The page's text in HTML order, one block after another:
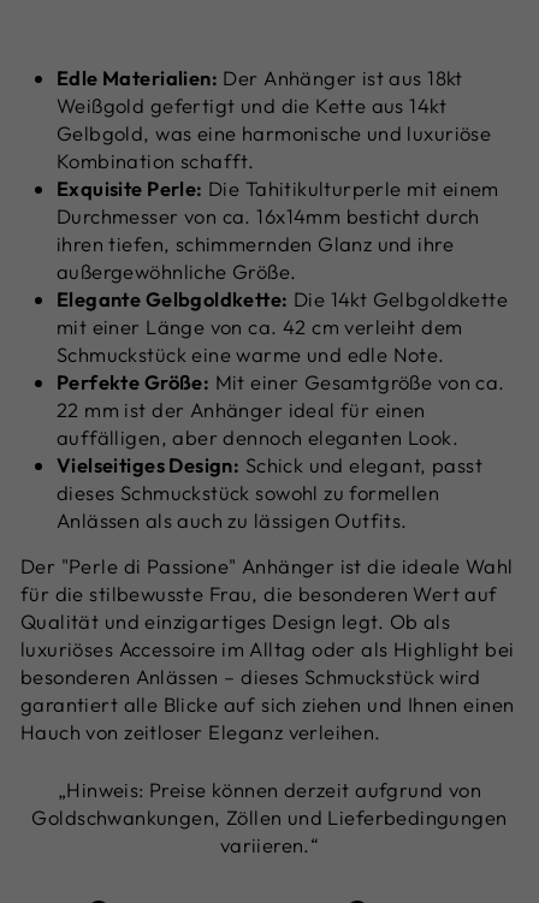
Edle Materialien: Der Anhänger ist aus 18kt
Weißgold gefertigt und die Kette aus 14kt
Gelbgold, was eine harmonische und luxuriöse
Kombination schafft.
Exquisite Perle: Die Tahitikulturperle mit einem
Durchmesser von ca. 16x14mm besticht durch
ihren tiefen, schimmernden Glanz und ihre
außergewöhnliche Größe.
Elegante Gelbgoldkette: Die 14kt Gelbgoldkette
mit einer Länge von ca. 42 cm verleiht dem
Schmuckstück eine warme und edle Note.
Perfekte Größe: Mit einer Gesamtgröße von ca.
22 mm ist der Anhänger ideal für einen
auffälligen, aber dennoch eleganten Look.
Vielseitiges Design: Schick und elegant, passt
dieses Schmuckstück sowohl zu formellen
Anlässen als auch zu lässigen Outfits.
Der "Perle di Passione" Anhänger ist die ideale Wahl
für die stilbewusste Frau, die besonderen Wert auf
Qualität und einzigartiges Design legt. Ob als
luxuriöses Accessoire im Alltag oder als Highlight bei
besonderen Anlässen – dieses Schmuckstück wird
garantiert alle Blicke auf sich ziehen und Ihnen einen
Hauch von zeitloser Eleganz verleihen.
„Hinweis: Preise können derzeit aufgrund von
Goldschwankungen, Zöllen und Lieferbedingungen
variieren.“